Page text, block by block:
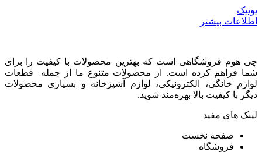
یونیک
اطلاعات بیشتر
چی هوم فروشگاهی است که بهترین محصولات با کیفیت را برای
شما فراهم کرده است. از محصولات متنوع ما از جمله قطعات
لوازم خانگی، الکترونیکی، لوازم آشپزخانه و بسیاری محصولات
دیگر با کیفیت بالا بهره‌مند شوید.
لینک های مفید
صفحه نخست
فروشگاه